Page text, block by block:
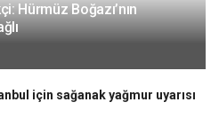
Hürmüz Boğazı’nın
için sağanak yağmur uyarısı